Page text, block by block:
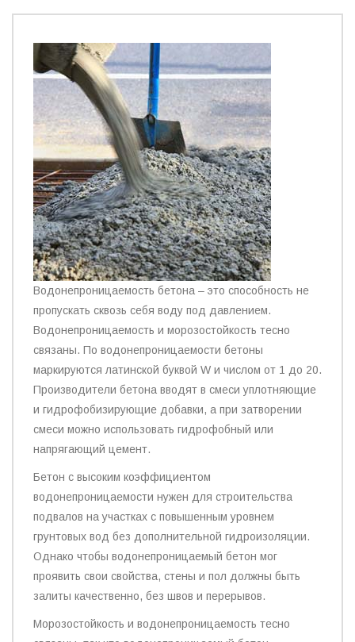
Водонепроницаемость бетона – это способность не
пропускать сквозь себя воду под давлением.
Водонепроницаемость и морозостойкость тесно
связаны. По водонепроницаемости бетоны
маркируются латинской буквой W и числом от 1 до 20.
Производители бетона вводят в смеси уплотняющие
и гидрофобизирующие добавки, а при затворении
смеси можно использовать гидрофобный или
напрягающий цемент.
Бетон с высоким коэффициентом
водонепроницаемости нужен для строительства
подвалов на участках с повышенным уровнем
грунтовых вод без дополнительной гидроизоляции.
Однако чтобы водонепроницаемый бетон мог
проявить свои свойства, стены и пол должны быть
залиты качественно, без швов и перерывов.
Морозостойкость и водонепроницаемость тесно